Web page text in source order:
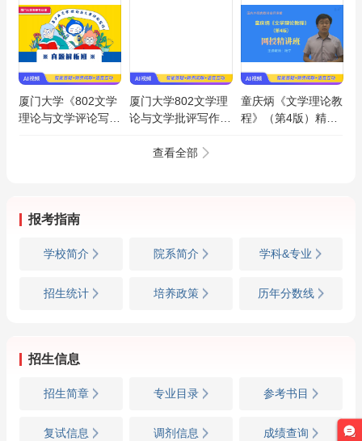
厦门大学《802文学
理论与文学评论写
厦门大学802文学理
论与文学批评写作真
童庆炳《文学理论教
程》（第4版）精讲
查看全部
报考指南
学校简介 院系简介 学科&专业
招生统计 培养政策 历年分数线
招生信息
招生简章 专业目录 参考书目
复试信息 调剂信息 成绩查询